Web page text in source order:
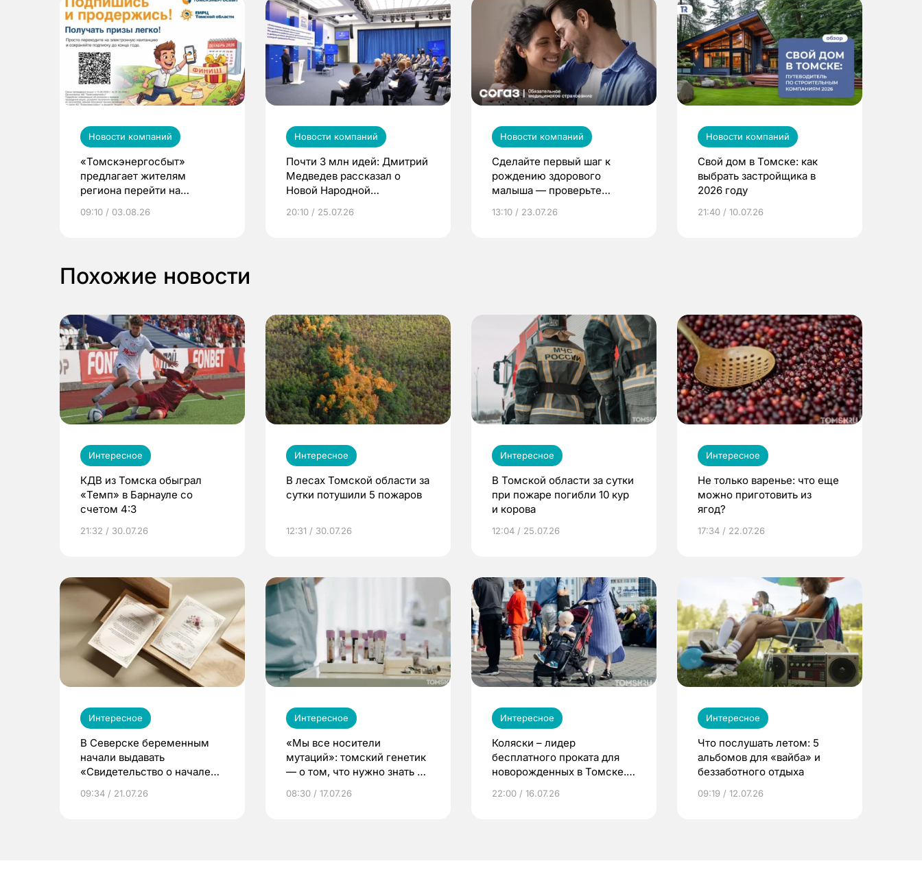
Новости компаний
«Томскэнергосбыт»
предлагает жителям
региона перейти на
выиграть призы
09:10 / 03.08.26
Новости компаний
Почти 3 млн идей: Дмитрий
Медведев рассказал о
Новой Народной
20:10 / 25.07.26
Новости компаний
Сделайте первый шаг к
рождению здорового
малыша — проверьте
по ОМС!
13:10 / 23.07.26
Новости компаний
Свой дом в Томске: как
выбрать застройщика в
2026 году
21:40 / 10.07.26
Похожие новости
Интересное
КДВ из Томска обыграл
«Темп» в Барнауле со
счетом 4:3
21:32 / 30.07.26
Интересное
В лесах Томской области за
сутки потушили 5 пожаров
12:31 / 30.07.26
Интересное
В Томской области за сутки
при пожаре погибли 10 кур
и корова
12:04 / 25.07.26
Интересное
Не только варенье: что еще
можно приготовить из
ягод?
17:34 / 22.07.26
Интересное
В Северске беременным
начали выдавать
«Свидетельство о начале
09:34 / 21.07.26
Интересное
«Мы все носители
мутаций»: томский генетик
— о том, что нужно знать до
08:30 / 17.07.26
Интересное
Коляски – лидер
бесплатного проката для
новорожденных в Томске.
22:00 / 16.07.26
Интересное
Что послушать летом: 5
альбомов для «вайба» и
беззаботного отдыха
09:19 / 12.07.26